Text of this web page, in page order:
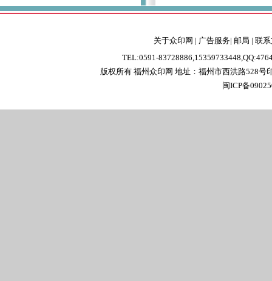
关于众印网 | 广告服务| 邮局 | 联
TEL:0591-
版权所有 福州众印网 地址：福州市西洪路528号
闽ICP备